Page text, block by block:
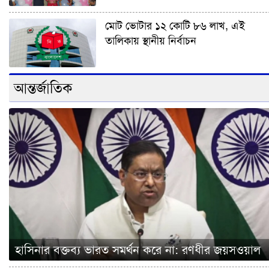
মোট ভোটার ১২ কোটি ৮৬ লাখ, এই
তালিকায় স্থানীয় নির্বাচন
আন্তর্জাতিক
হাসিনার বক্তব্য ভারত সমর্থন করে না: রণধীর জয়সওয়াল